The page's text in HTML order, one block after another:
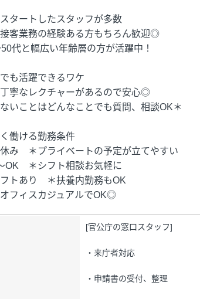
スタートしたスタッフが多数
接客業務の経験ある方もちろん歓迎◎
50代と幅広い年齢層の方が活躍中！
も活躍できるワケ
寧なレクチャーがあるので安心◎
いことはどんなことでも質問、相談OK＊
働ける勤務条件
み ＊プライベートの予定が立てやすい
OK ＊シフト相談お気軽に
トあり ＊扶養内勤務もOK
フィスカジュアルでOK◎
[官公庁の窓口スタッフ]
・来庁者対応
・申請書の受付、整理